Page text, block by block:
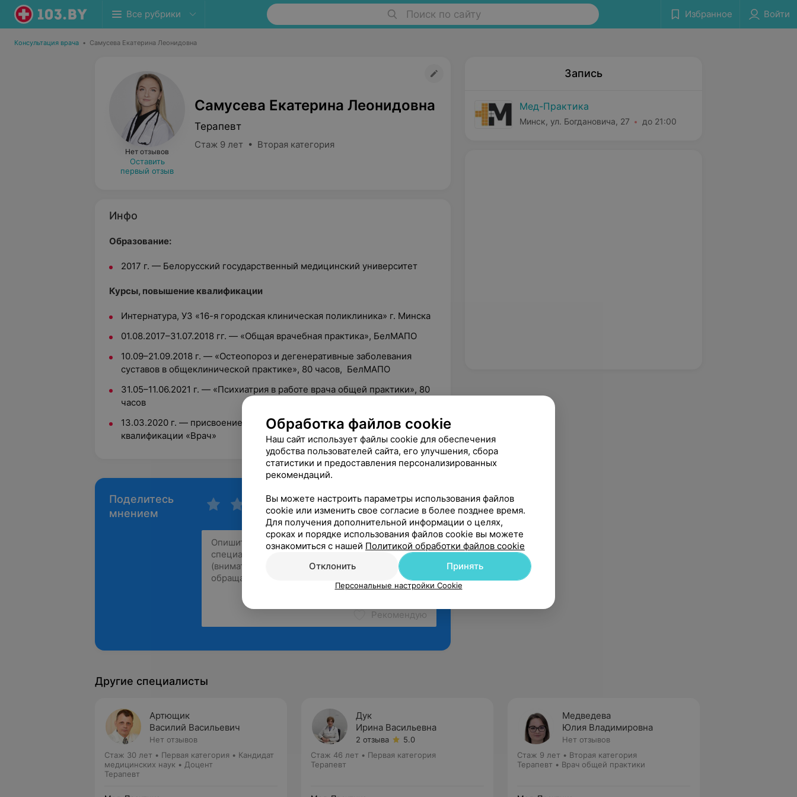
Все рубрики Поиск по сайту Избранное Войти
Консультация врача • Самусева Екатерина Леонидовна
Нет отзывов
Оставить
первый отзыв
Самусева Екатерина Леонидовна
Терапевт
Стаж 9 лет • Вторая категория
Инфо
Образование:
2017 г. — Белорусский государственный медицинский университет
Курсы, повышение квалификации
Интернатура, УЗ «16-я городская клиническая поликлиника» г. Минска
01.08.2017–31.07.2018 гг. — «Общая врачебная практика», БелМАПО
10.09–21.09.2018 г. — «Остеопороз и дегенеративные заболевания
суставов в общеклинической практике», 80 часов, БелМАПО
31.05–11.06.2021 г. — «Психиатрия в работе врача общей практики», 80
часов
13.03.2020 г. — присвоение Второй квалификационной категории по
квалификации «Врач»
Поделитесь
мнением
Рекомендую
Запись
Мед-Практика
Минск, ул. Богдановича, 27 до 21:00
Другие специалисты
Артющик
Василий Васильевич
Нет отзывов
Стаж 30 лет • Первая категория • Кандидат
медицинских наук • Доцент
Терапевт
Дук
Ирина Васильевна
2 отзыва
5.0
Стаж 46 лет • Первая категория
Терапевт
Медведева
Юлия Владимировна
Нет отзывов
Стаж 9 лет • Вторая категория
Терапевт • Врач общей практики
Обработка файлов cookie
Наш сайт использует файлы cookie для обеспечения
удобства пользователей сайта, его улучшения, сбора
статистики и предоставления персонализированных
рекомендаций.
Вы можете настроить параметры использования файлов
cookie или изменить свое согласие в более позднее время.
Для получения дополнительной информации о целях,
сроках и порядке использования файлов cookie вы можете
ознакомиться с нашей Политикой обработки файлов cookie
Отклонить
Принять
Персональные настройки Cookie